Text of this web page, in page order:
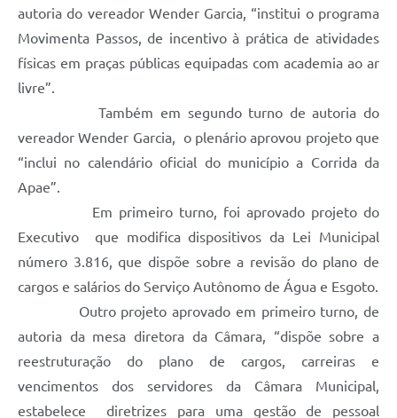
autoria do vereador Wender Garcia, “institui o programa
Movimenta Passos, de incentivo à prática de atividades
físicas em praças públicas equipadas com academia ao ar
livre”.
Também em segundo turno de autoria do
vereador Wender Garcia, o plenário aprovou projeto que
“inclui no calendário oficial do município a Corrida da
Apae”.
Em primeiro turno, foi aprovado projeto do
Executivo que modifica dispositivos da Lei Municipal
número 3.816, que dispõe sobre a revisão do plano de
cargos e salários do Serviço Autônomo de Água e Esgoto.
Outro projeto aprovado em primeiro turno, de
autoria da mesa diretora da Câmara, “dispõe sobre a
reestruturação do plano de cargos, carreiras e
vencimentos dos servidores da Câmara Municipal,
estabelece diretrizes para uma gestão de pessoal